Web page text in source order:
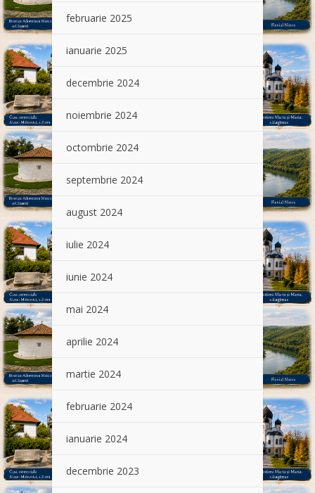
februarie 2025
ianuarie 2025
decembrie 2024
noiembrie 2024
octombrie 2024
septembrie 2024
august 2024
iulie 2024
iunie 2024
mai 2024
aprilie 2024
martie 2024
februarie 2024
ianuarie 2024
decembrie 2023